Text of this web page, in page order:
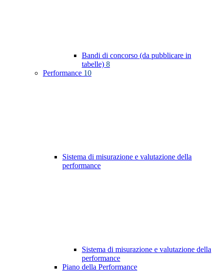
Bandi di concorso (da pubblicare in
tabelle) 8
Performance 10
Sistema di misurazione e valutazione della
performance
Sistema di misurazione e valutazione della
performance
Piano della Performance